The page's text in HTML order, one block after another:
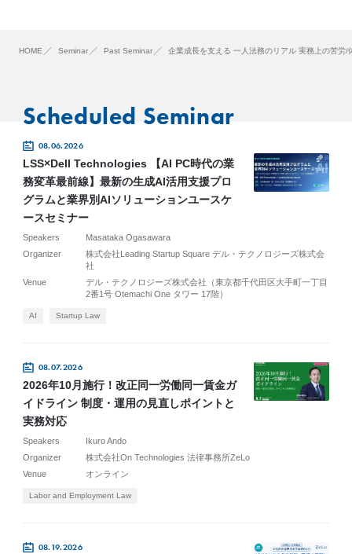
HOME Seminar Past Seminar 企業成長を支える 一人法務のリアル 実務上の苦労/
Scheduled Seminar
08.06.2026
LSS×Dell Technologies 【AI PC時代の業
務変革最前線】最新の生成AI活用支援プロ
グラムと業界別AIソリューションユースケ
ースセミナー
Speakers
Masataka Ogasawara
Organizer
株式会社Leading Startup Square デル・テクノロジーズ株式会
社
Venue
デル・テクノロジーズ株式会社（東京都千代田区大手町一丁目
2番1号 Otemachi One タワー 17階）
AI Startup Law
08.07.2026
2026年10月施行！改正同一労働同一賃金ガ
イドライン 制度・運用の見直しポイントと
実務対応
Speakers
Ikuro Ando
Organizer
株式会社On Technologies 法律事務所ZeLo
Venue
オンライン
Labor and Employment Law
08.19.2026